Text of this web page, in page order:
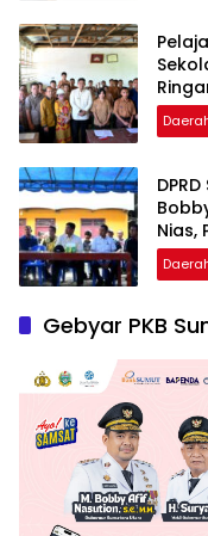
Nias,
Gebyar PKB